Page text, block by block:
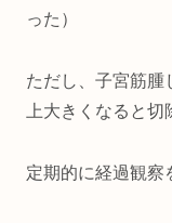
った）
ただし、子宮筋腫
上大きくなると
定期的に経過観察